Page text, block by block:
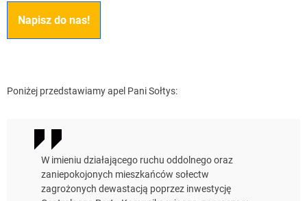
Napisz do nas!
Poniżej przedstawiamy apel Pani Sołtys:
W imieniu działającego ruchu oddolnego oraz
zaniepokojonych mieszkańców sołectw
zagrożonych dewastacją poprzez inwestycję